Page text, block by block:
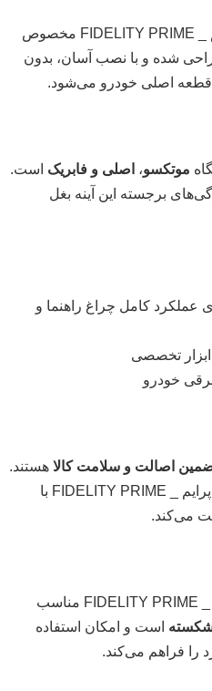
اآینه بغل چپ ۵ سیم فیدلی پرایم _ FIDELITY PRIME مخصوص
شده و با نصب آسان، بدون
قطعه اصلی خودرو می‌شود.
موتکسو، اصلی و فابریک است.
برجسته این آینه بغل
برای عملکرد کامل چراغ راهنما و
تخصصی
خودرو
اصالت و سلامت کالا هستند.
خرید آینه بغل چپ ۵ سیم فیدلی پرایم _ FIDELITY PRIME با
می‌کند.
آینه بغل چپ ۵ سیم فیدلی پرایم _ FIDELITY PRIME مناسب
شکسته است و امکان استفاده
را فراهم می‌کند.